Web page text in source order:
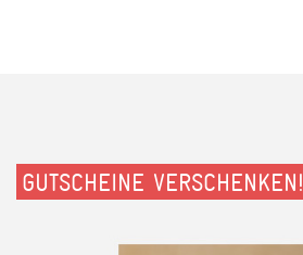
GUTSCHEINE VERSCHENKEN!